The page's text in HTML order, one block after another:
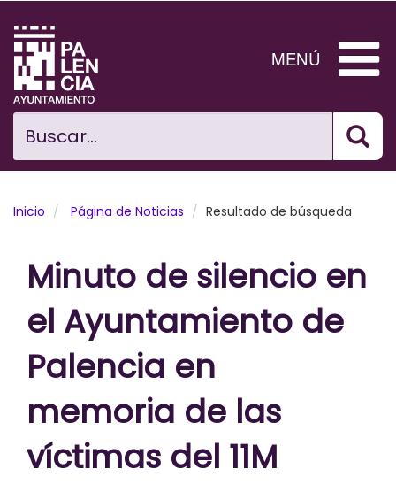
contenido
principal
Buscar...
MENÚ
Ciudad
El Ayuntamiento
Noticias
Areas municipales
Tramita
Inicio Página de Noticias Resultado de búsqueda
Minuto de silencio en
el Ayuntamiento de
Palencia en
memoria de las
víctimas del 11M